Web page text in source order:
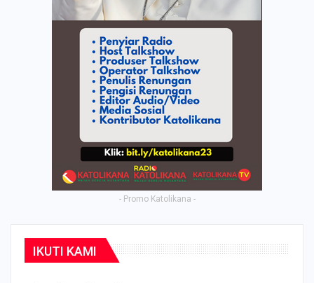
- Promo Katolikana -
IKUTI KAMI